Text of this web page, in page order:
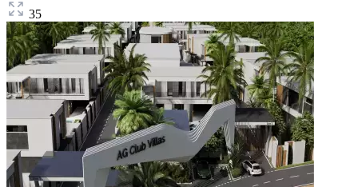
35